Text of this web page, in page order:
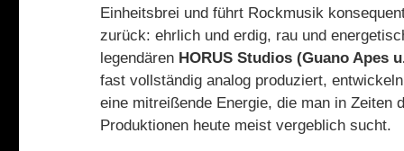
Einheitsbrei und führt Rockmusik
zurück: ehrlich und erdig, rau und
legendären HORUS Studios (Guano Apes
fast vollständig analog produziert,
eine mitreißende Energie, die man in Zeiten
Produktionen heute meist vergeblich sucht.